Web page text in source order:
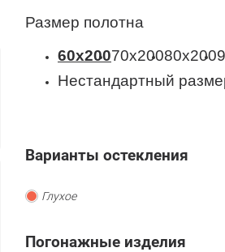
Размер полотна
60x20070x20080x200
Нестандартный
Варианты остекления
Глухое
Погонажные изделия